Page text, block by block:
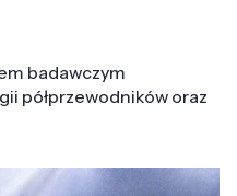
badawczym
półprzewodników oraz